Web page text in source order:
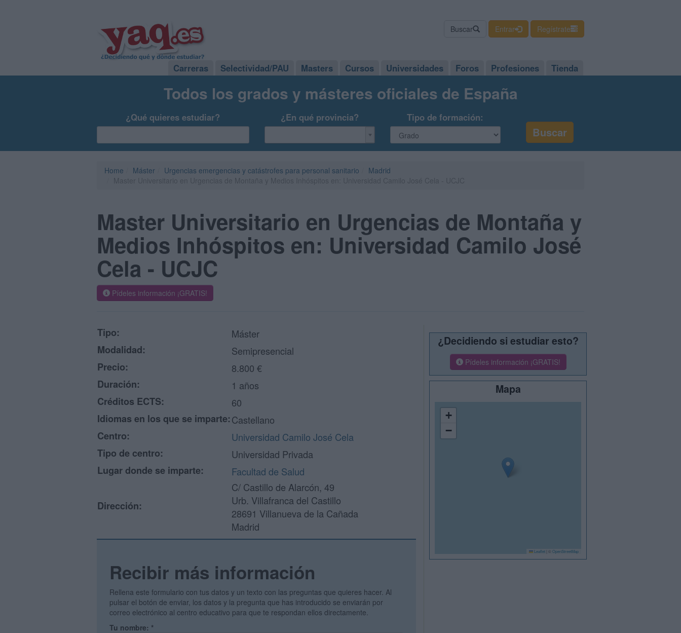
Buscar Entrar Regístrate
Carreras Selectividad/PAU Masters Cursos Universidades Foros Profesiones Tienda
Todos los grados y másteres oficiales de España
¿Qué quieres estudiar? ¿En qué provincia? Tipo de formación:
Home Máster Urgencias emergencias y catástrofes para personal sanitario
Madrid
Master Universitario en Urgencias de Montaña y
Medios Inhóspitos en: Universidad Camilo José
Cela - UCJC
Pídeles información ¡GRATIS!
Tipo:
Máster
Modalidad:
Semipresencial
Precio:
8.800 €
Duración:
1 años
Créditos ECTS:
60
Idiomas en los que se imparte:Castellano
Centro:
Universidad Camilo José Cela
Tipo de centro:
Universidad Privada
Lugar donde se imparte:
Facultad de Salud
Dirección:
C/ Castillo de Alarcón, 49
Urb. Villafranca del Castillo
28691 Villanueva de la Cañada
Madrid
Recibir más información
Rellena este formulario con tus datos y un texto con las preguntas que quieres hacer. Al
pulsar el botón de enviar, los datos y la pregunta que has introducido se enviarán por
correo electrónico al centro educativo para que te respondan ellos directamente.
Tu nombre: *
¿Decidiendo si estudiar esto?
Pídeles información ¡GRATIS!
Mapa
+
−
Leaflet © OpenStreetMap